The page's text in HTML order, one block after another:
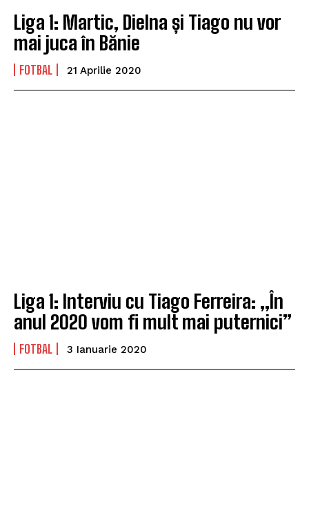
Liga 1: Martic, Dielna și Tiago nu vor
mai juca în Bănie
FOTBAL 21 Aprilie 2020
Liga 1: Interviu cu Tiago Ferreira: „În
anul 2020 vom fi mult mai puternici”
FOTBAL 3 Ianuarie 2020